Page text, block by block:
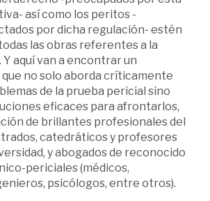
así como los peritos -
por dicha regulación- estén
las obras referentes a la
aquí van a encontrar un
no solo aborda críticamente
de la prueba pericial sino
eficaces para afrontarlos,
de brillantes profesionales del
catedráticos y profesores
y abogados de reconocido
periciales (médicos,
psicólogos, entre otros).